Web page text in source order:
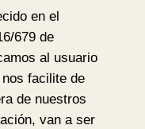
en el
679 de
al usuario
facilite de
de nuestros
van a ser